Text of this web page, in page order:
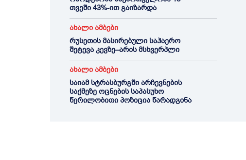
თვეში 43%-ით გაიზარდა
ახალი ამბები
რუსეთის მასირებული საჰაერო
შეტევა კევზე–არის მსხვერპლი
ახალი ამბები
საიამ სტრასბურგში არჩევნების
საქმეზე ოცნების საპასუხო
წერილობითი პოზიცია წარადგინა